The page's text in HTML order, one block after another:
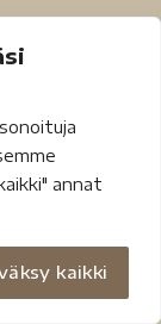
annat
kaikki